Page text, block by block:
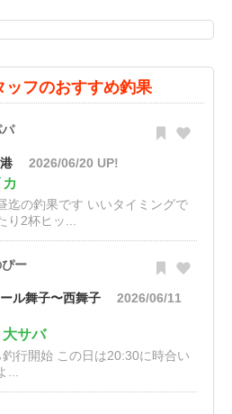
ッフのおすすめ釣果
2026/06/20 UP!
迄の釣果です いいタイミングで
り2杯ヒッ...
ー
ル舞子〜西舞子
2026/06/11
サバ
行開始 この日は20:30に時合い
...